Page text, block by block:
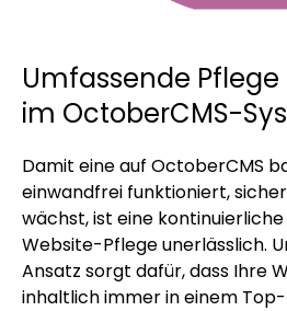
Umfassende Pflege
im OctoberCMS-
Damit eine auf OctoberCMS
einwandfrei funktioniert,
wächst, ist eine
Website-Pflege unerlässlich.
Ansatz sorgt dafür, dass Ihre
inhaltlich immer in einem